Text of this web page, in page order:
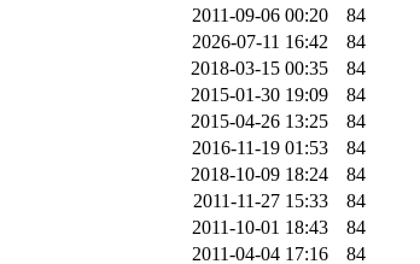
2011-09-06 00:20
84
2026-07-11 16:42
84
2018-03-15 00:35
84
2015-01-30 19:09
84
2015-04-26 13:25
84
2016-11-19 01:53
84
2018-10-09 18:24
84
2011-11-27 15:33
84
2011-10-01 18:43
84
2011-04-04 17:16 84